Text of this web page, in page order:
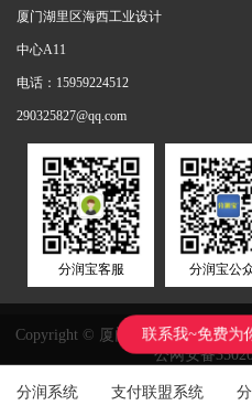
分润系统 支付联盟系统
厦门湖里区海西工业设计
中心A11
电话：15959224512
290325827@qq.com
分润宝客服 分润宝公
Copyright © 厦门鸿鑫正网络科技
公网安备
联系我~免费为